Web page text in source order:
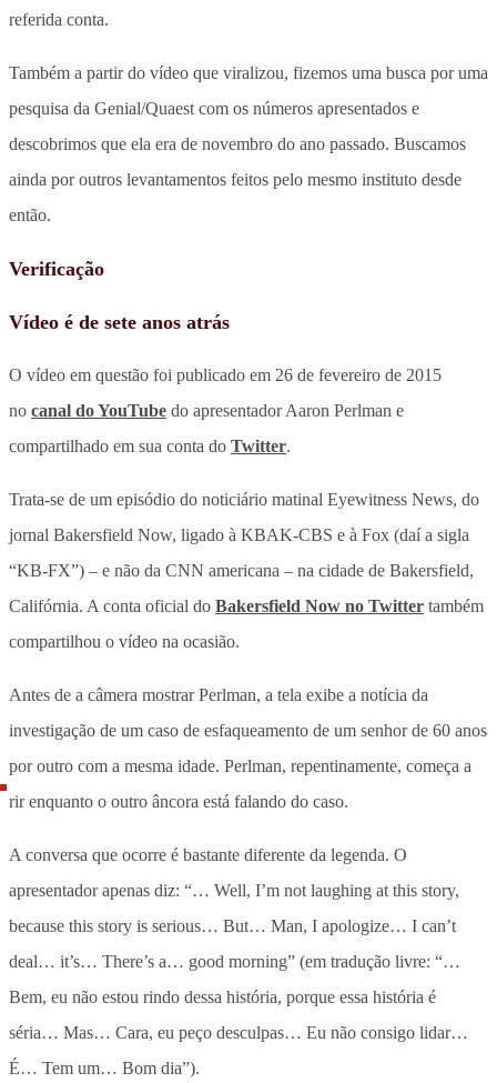
referida conta.
Também a partir do vídeo que viralizou, fizemos uma busca por uma
pesquisa da Genial/Quaest com os números apresentados e
descobrimos que ela era de novembro do ano passado. Buscamos
ainda por outros levantamentos feitos pelo mesmo instituto desde
então.
Verificação
Vídeo é de sete anos atrás
O vídeo em questão foi publicado em 26 de fevereiro de 2015
no canal do YouTube do apresentador Aaron Perlman e
compartilhado em sua conta do Twitter.
Trata-se de um episódio do noticiário matinal Eyewitness News, do
jornal Bakersfield Now, ligado à KBAK-CBS e à Fox (daí a sigla
“KB-FX”) – e não da CNN americana – na cidade de Bakersfield,
Califórnia. A conta oficial do Bakersfield Now no Twitter também
compartilhou o vídeo na ocasião.
Antes de a câmera mostrar Perlman, a tela exibe a notícia da
investigação de um caso de esfaqueamento de um senhor de 60 anos
por outro com a mesma idade. Perlman, repentinamente, começa a
rir enquanto o outro âncora está falando do caso.
A conversa que ocorre é bastante diferente da legenda. O
apresentador apenas diz: “… Well, I’m not laughing at this story,
because this story is serious… But… Man, I apologize… I can’t
deal… it’s… There’s a… good morning” (em tradução livre: “…
Bem, eu não estou rindo dessa história, porque essa história é
séria… Mas… Cara, eu peço desculpas… Eu não consigo lidar…
É… Tem um… Bom dia”).